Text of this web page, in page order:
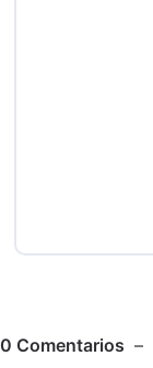
0 Comentarios